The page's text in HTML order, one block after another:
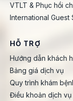
VTLT & Phục hồi
International Guest
HỖ TRỢ
Hướng dẫn khách
Bảng giá dịch vụ
Quy trình khám
Điều khoản dịch vụ